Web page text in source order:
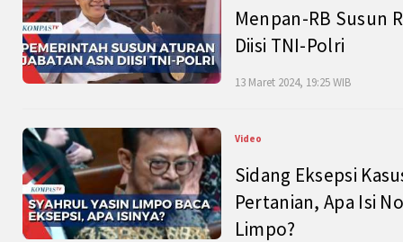
Menpan-RB Susun
Diisi TNI-Polri
13 Maret 2024, 19:25 WIB
Video
Sidang Eksepsi
Pertanian, Apa Isi
Limpo?